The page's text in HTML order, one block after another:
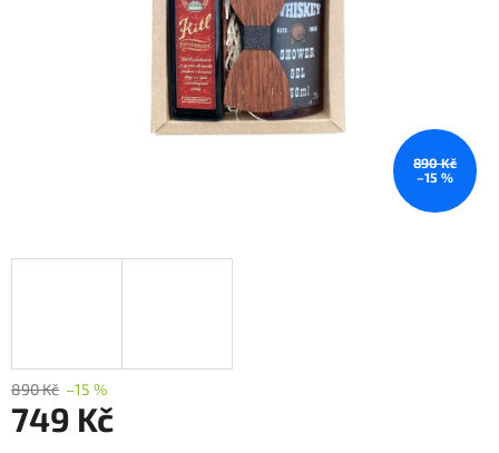
890 Kč
–15 %
890 Kč –15 %
749 Kč